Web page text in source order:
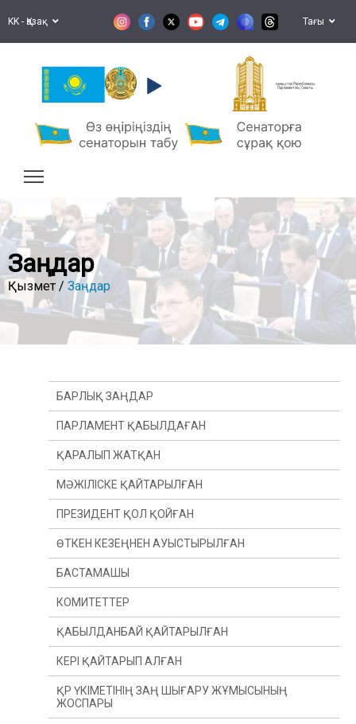
KK - Қазақ Тағы
Қазақстан Республикасы
Парламентінің Сенаты
Заңдар
Қызмет / Заңдар
БАРЛЫҚ ЗАҢДАР
ПАРЛАМЕНТ ҚАБЫЛДАҒАН
ҚАРАЛЫП ЖАТҚАН
МӘЖІЛІСКЕ ҚАЙТАРЫЛҒАН
ПРЕЗИДЕНТ ҚОЛ ҚОЙҒАН
ӨТКЕН КЕЗЕҢНЕН АУЫСТЫРЫЛҒАН
ӨТКЕН ЖЫЛДАН
ӨТКЕН СЕССИЯДАН
БАСТАМАШЫ
ПРЕЗИДЕНТ
ДЕПУТАТ(Ы)
ҮКІМЕТ
КОМИТЕТТЕР
КОНСТИТУЦИЯЛЫҚ ЗАҢНАМА, СОТ ЖҮЙЕСІ
ЖӘНЕ ҚҰҚЫҚ ҚОРҒАУ ОРГАНДАРЫ КОМИТЕТІ
ҚАРЖЫ ЖӘНЕ БЮДЖЕТ КОМИТЕТІ
ХАЛЫҚАРАЛЫҚ ҚАТЫНАСТАР, ҚОРҒАНЫС
ЖӘНЕ ҚАУІПСІЗДІК КОМИТЕТІ
ҚАБЫЛДАНБАЙ ҚАЙТАРЫЛҒАН
КЕРІ ҚАЙТАРЫП АЛҒАН
ҚР ҮКІМЕТІНІҢ ЗАҢ ШЫҒАРУ ЖҰМЫСЫНЫҢ
ЖОСПАРЫ